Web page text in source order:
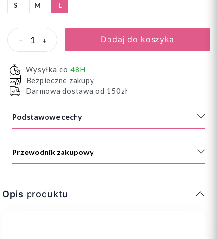
S M L
- + Dodaj do koszyka
Wysyłka do 48H
Bezpieczne zakupy
Darmowa dostawa od 150zł
Podstawowe cechy
Przewodnik zakupowy
Opis produktu